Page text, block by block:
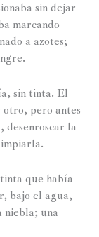
sin dejar
marcando
a azotes;
sin tinta. El
pero antes
desenroscar la
que había
bajo el agua,
niebla; una